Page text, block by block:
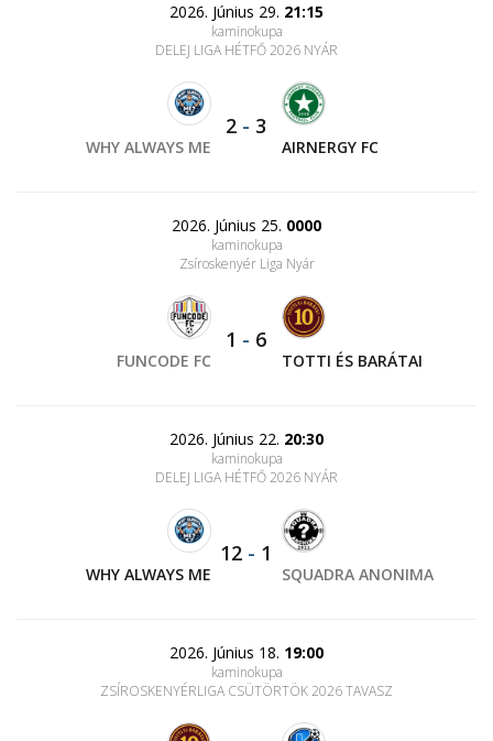
2026. Június 29. 21:15
kaminokupa
DELEJ LIGA HÉTFŐ 2026 NYÁR
WHY ALWAYS ME
2 - 3
AIRNERGY FC
2026. Június 25. 0000
kaminokupa
Zsíroskenyér Liga Nyár
FUNCODE FC
1 - 6
TOTTI ÉS BARÁTAI
2026. Június 22. 20:30
kaminokupa
DELEJ LIGA HÉTFŐ 2026 NYÁR
WHY ALWAYS ME
12 - 1
SQUADRA ANONIMA
2026. Június 18. 19:00
kaminokupa
ZSÍROSKENYÉRLIGA CSÜTÖRTÖK 2026 TAVASZ